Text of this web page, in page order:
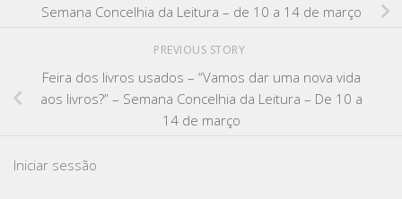
Semana Concelhia da Leitura – de 10 a 14 de março
PREVIOUS STORY
Feira dos livros usados – “Vamos dar uma nova vida
aos livros?” – Semana Concelhia da Leitura – De 10 a
14 de março
Iniciar sessão